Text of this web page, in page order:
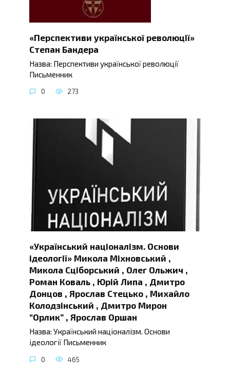
«Перспективи української революції»
Степан Бандера
Назва: Перспективи української революції
Письменник
0 273
«Український націоналізм. Основи
ідеології» Микола Міхновський ,
Микола Сціборський , Олег Ольжич ,
Роман Коваль , Юрій Липа , Дмитро
Донцов , Ярослав Стецько , Михайло
Колодзінський , Дмитро Мирон
“Орлик” , Ярослав Оршан
Назва: Український націоналізм. Основи
ідеології Письменник
0 465